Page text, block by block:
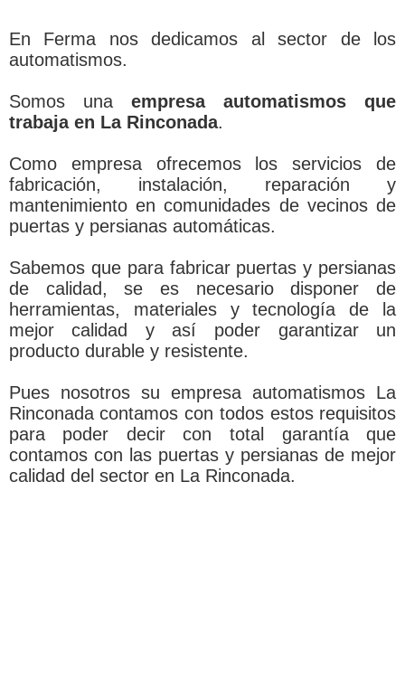
En Ferma nos dedicamos al sector de los
automatismos.
Somos una empresa automatismos que
trabaja en La Rinconada.
Como empresa ofrecemos los servicios de
fabricación, instalación, reparación y
mantenimiento en comunidades de vecinos de
puertas y persianas automáticas.
Sabemos que para fabricar puertas y persianas
de calidad, se es necesario disponer de
herramientas, materiales y tecnología de la
mejor calidad y así poder garantizar un
producto durable y resistente.
Pues nosotros su empresa automatismos La
Rinconada contamos con todos estos requisitos
para poder decir con total garantía que
contamos con las puertas y persianas de mejor
calidad del sector en La Rinconada.